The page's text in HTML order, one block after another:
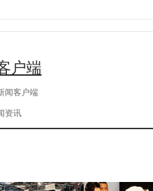
户端
闻客户端
资讯